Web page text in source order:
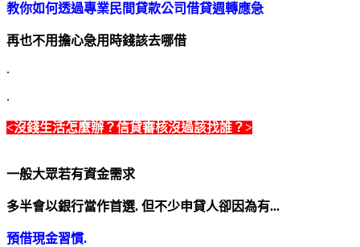
教你如何透過專業民間貸款公司借貸週轉應急
再也不用擔心急用時錢該去哪借
.
.
<沒錢生活怎麼辦？信貸審核沒過該找誰？>
一般大眾若有資金需求
多半會以銀行當作首選. 但不少申貸人卻因為有...
預借現金習慣.